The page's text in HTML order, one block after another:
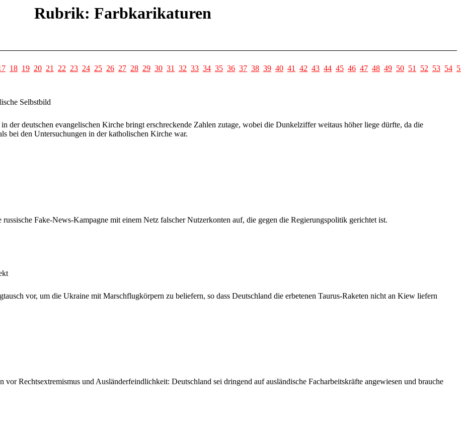
Rubrik: Farbkarikaturen
18 19 20 21 22 23 24 25 26 27 28 29 30 31 32 33 34 35 36 37 38 39 40 41 42 43 44 45 46 47 48 49 50 51 52 53 54
Selbstbild
der deutschen evangelischen Kirche bringt erschreckende Zahlen zutage, wobei die Dunkelziffer weitaus höher liege dürfte, da die
bei den Untersuchungen in der katholischen Kirche war.
Fake-News-Kampagne mit einem Netz falscher Nutzerkonten auf, die gegen die Regierungspolitik gerichtet ist.
vor, um die Ukraine mit Marschflugkörpern zu beliefern, so dass Deutschland die erbetenen Taurus-Raketen nicht an Kiew liefern
vor Rechtsextremismus und Ausländerfeindlichkeit: Deutschland sei dringend auf ausländische Facharbeitskräfte angewiesen und brauche